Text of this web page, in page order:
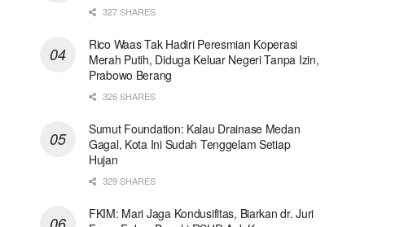
327 SHARES
Rico Waas Tak Hadiri Peresmian Koperasi
Merah Putih, Diduga Keluar Negeri Tanpa Izin,
Prabowo Berang
326 SHARES
Sumut Foundation: Kalau Drainase Medan
Gagal, Kota Ini Sudah Tenggelam Setiap
Hujan
329 SHARES
FKIM: Mari Jaga Kondusifitas, Biarkan dr. Juri